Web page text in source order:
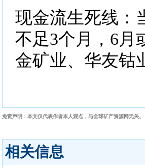
现金流生死线​​：
不足3个月，6月
金矿业、华友钴
免责声明：本文仅代表作者本人观点，与全球矿产资源网无关
相关信息